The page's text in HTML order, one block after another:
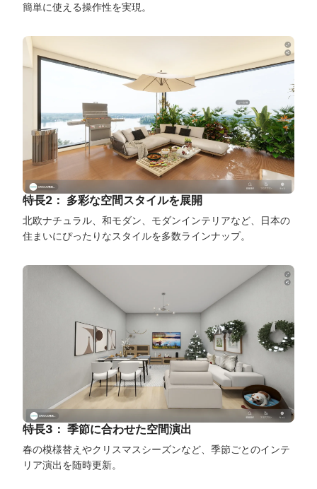
簡単に使える操作性を実現。
特長2： 多彩な空間スタイルを展開
北欧ナチュラル、和モダン、モダンインテリアなど、日本の
住まいにぴったりなスタイルを多数ラインナップ。
特長3： 季節に合わせた空間演出
春の模様替えやクリスマスシーズンなど、季節ごとのインテ
リア演出を随時更新。